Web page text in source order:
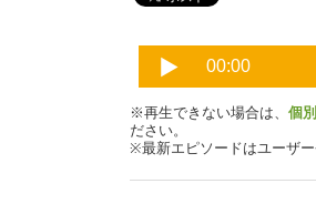
※再生できない場合は、 個
ださい。
※最新エピソードはユーザ